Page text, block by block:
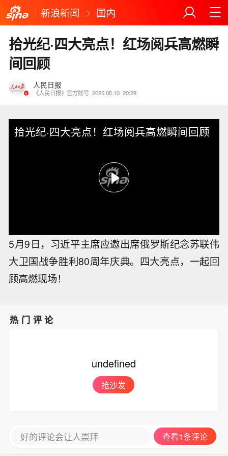
新浪新闻 国内
拾光纪·四大亮点！红场阅兵高燃瞬
间回顾
人民日报
《人民日报》官方账号 2025.05.10 20:29
拾光纪·四大亮点！红场阅兵高燃瞬间回顾
5月9日，习近平主席应邀出席俄罗斯纪念苏联伟
大卫国战争胜利80周年庆典。四大亮点，一起回
顾高燃现场！
热门评论
undefined
抢沙发
好的评论会让人崇拜 查看1条评论